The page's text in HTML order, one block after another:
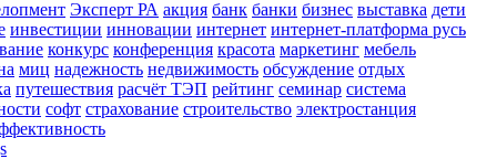
Эксперт РА акция банк банки бизнес выставка дети
инвестиции инновации интернет интернет-платформа русь
конкурс конференция красота маркетинг мебель
миц надежность недвижимость обсуждение отдых
путешествия расчёт ТЭП рейтинг семинар система
софт страхование строительство электростанция